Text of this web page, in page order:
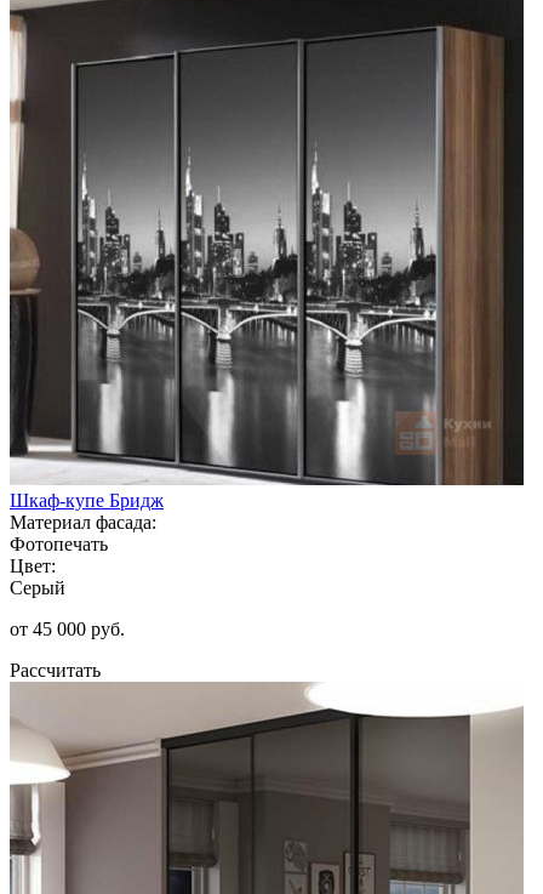
Шкаф-купе Бридж
Материал фасада:
Фотопечать
Цвет:
Серый
от 45 000 руб.
Рассчитать